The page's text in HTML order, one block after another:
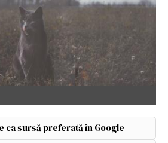
ca sursă preferată în Google